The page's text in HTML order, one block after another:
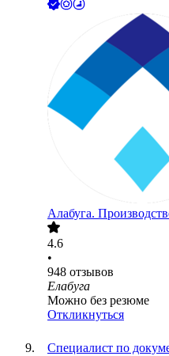
Алабуга.
4.6
•
948 отзывов
Елабуга
Можно без резюме
Откликнуться
Специалист по